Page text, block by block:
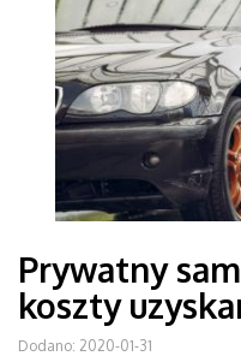
Prywatny
koszty
Dodano: 2020-01-31